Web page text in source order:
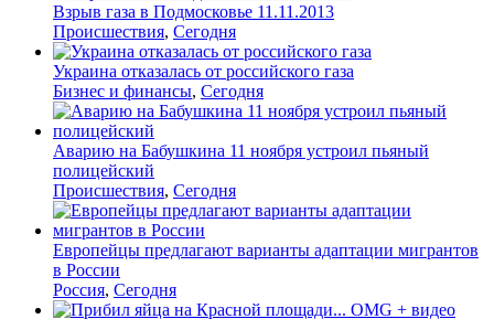
Взрыв газа в Подмосковье 11.11.2013
Происшествия, Сегодня
Украина отказалась от российского газа
Бизнес и финансы, Сегодня
Аварию на Бабушкина 11 ноября устроил пьяный
полицейский
Происшествия, Сегодня
Европейцы предлагают варианты адаптации мигрантов
в России
Россия, Сегодня